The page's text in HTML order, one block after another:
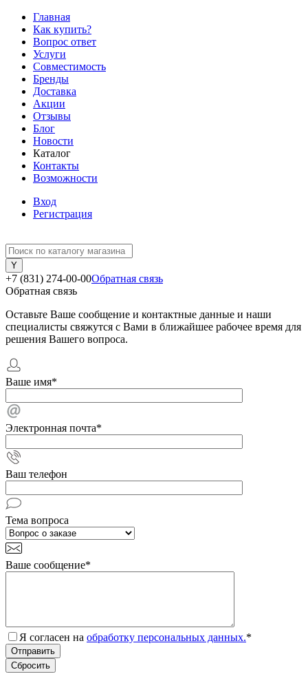
Главная
Как купить?
Вопрос ответ
Услуги
Совместимость
Бренды
Доставка
Акции
Отзывы
Блог
Новости
Каталог
Контакты
Возможности
Вход
Регистрация
+7 (831) 274-00-00Обратная связь
Обратная связь
Оставьте Ваше сообщение и контактные данные и наши
специалисты свяжутся с Вами в ближайшее рабочее время для
решения Вашего вопроса.
Ваше имя*
Электронная почта*
Ваш телефон
Тема вопроса
Ваше сообщение*
Я согласен на обработку персональных данных.*